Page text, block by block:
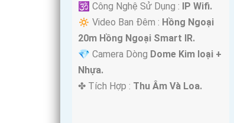
🕉️ Công Nghệ Sử Dụng :
IP Wifi.
🔅 Video Ban Đêm : Hồng Ngoại
20m Hồng Ngoại Smart IR.
💎 Camera Dòng Dome Kim loại +
Nhựa.
️✤ Tích Hợp : Thu Âm Và Loa.